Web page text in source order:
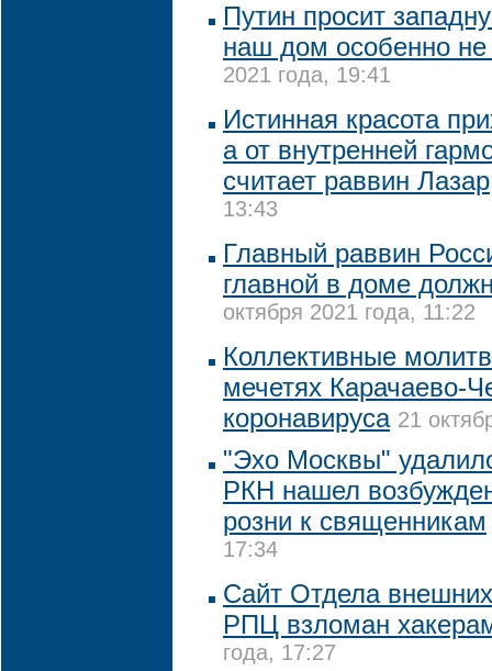
Путин просит
наш дом особенно не
2021 года, 19:41
Истинная красота
а от внутренней
считает раввин Лазар
13:43
Главный раввин
главной в доме
октября 2021 года, 11:22
Коллективные
мечетях Карачаево-
коронавируса 21
"Эхо Москвы"
РКН нашел
розни к священникам
17:34
Сайт Отдела
РПЦ взломан
года, 17:27